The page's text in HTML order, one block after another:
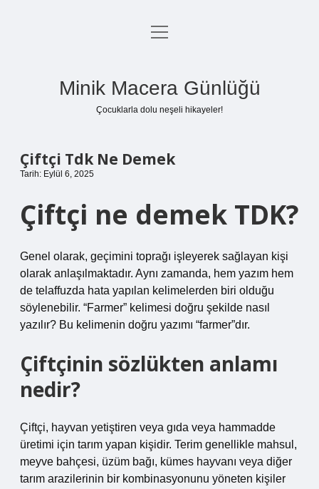
Anasayfa
menüyü
Minik Macera Günlüğü
Çocuklarla dolu neşeli hikayeler!
Çiftçi Tdk Ne Demek
Tarih: Eylül 6, 2025
Çiftçi ne demek TDK?
Genel olarak, geçimini toprağı işleyerek sağlayan kişi
olarak anlaşılmaktadır. Aynı zamanda, hem yazım hem
de telaffuzda hata yapılan kelimelerden biri olduğu
söylenebilir. “Farmer” kelimesi doğru şekilde nasıl
yazılır? Bu kelimenin doğru yazımı “farmer”dır.
Çiftçinin sözlükten anlamı
nedir?
Çiftçi, hayvan yetiştiren veya gıda veya hammadde
üretimi için tarım yapan kişidir. Terim genellikle mahsul,
meyve bahçesi, üzüm bağı, kümes hayvanı veya diğer
tarım arazilerinin bir kombinasyonunu yöneten kişiler